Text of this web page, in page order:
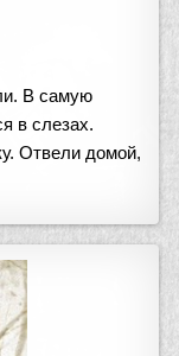
В самую
в слезах.
Отвели домой,